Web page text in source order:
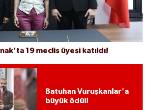
19 meclis üyesi katıldı!
Batuhan Vuruşkanlar'a
büyük ödül!